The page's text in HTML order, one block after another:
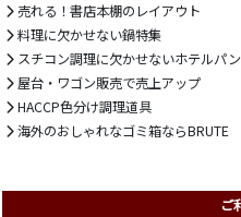
売れる！書店本棚のレイアウト
料理に欠かせない鍋特集
スチコン調理に欠かせないホテルパン
屋台・ワゴン販売で売上アップ
HACCP色分け調理道具
海外のおしゃれなゴミ箱ならBRUTE
ご